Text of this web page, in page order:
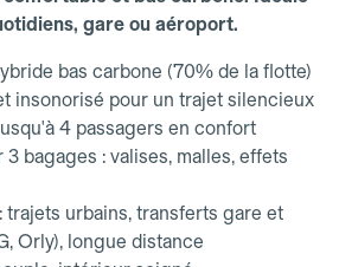
gare ou aéroport.
bas carbone (70% de la flotte)
insonorisé pour un trajet silencieux
4 passagers en confort
3 bagages : valises, malles, effets
trajets urbains, transferts gare et
Orly), longue distance